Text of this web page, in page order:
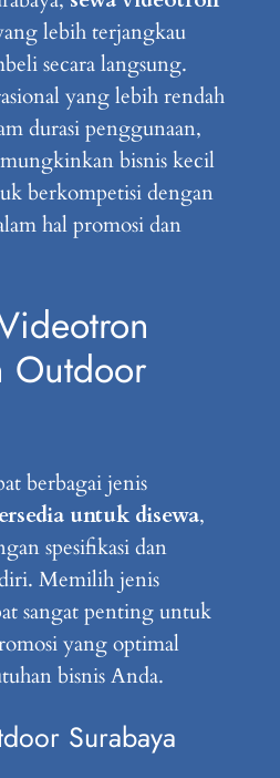
lebih terjangkau
secara langsung.
yang lebih rendah
durasi penggunaan,
bisnis kecil
berkompetisi dengan
hal promosi dan
Outdoor
berbagai jenis
untuk disewa,
spesifikasi dan
Memilih jenis
sangat penting untuk
yang optimal
bisnis Anda.
Surabaya